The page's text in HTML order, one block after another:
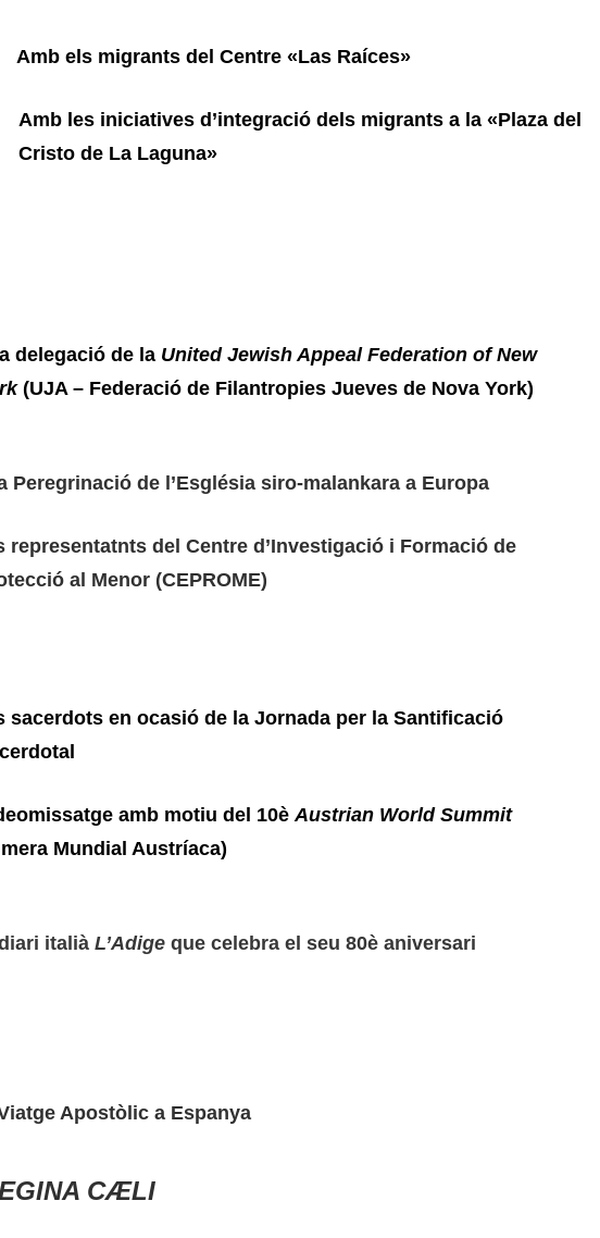
Amb els migrants del Centre «Las Raíces»
Amb les iniciatives d’integració dels migrants a la «Plaza del
Cristo de La Laguna»
delegació de la United Jewish Appeal Federation of New
(UJA – Federació de Filantropies Jueves de Nova York)
de l’Església siro-malankara a Europa
representatnts del Centre d’Investigació i Formació de
al Menor (CEPROME)
sacerdots en ocasió de la Jornada per la Santificació
amb motiu del 10è Austrian World Summit
Mundial Austríaca)
italià L’Adige que celebra el seu 80è aniversari
Apostòlic a Espanya
CÆLI